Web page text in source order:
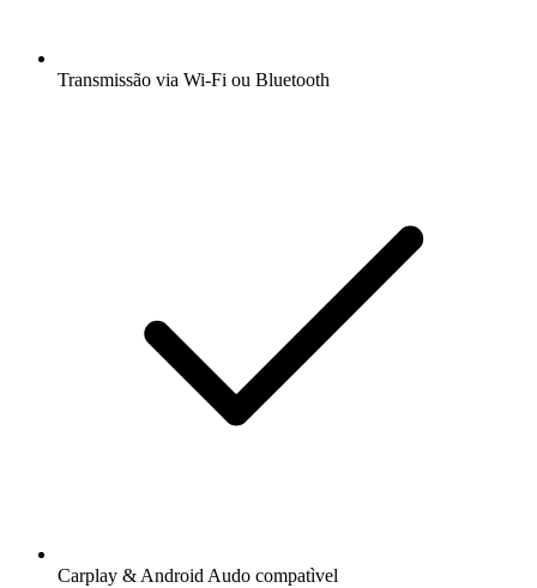
Transmissão via Wi-Fi ou Bluetooth
Carplay & Android Audo compatìvel